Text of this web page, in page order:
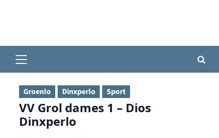
menu
Groenlo Dinxperlo Sport
VV Grol dames 1 – Dios
Dinxperlo